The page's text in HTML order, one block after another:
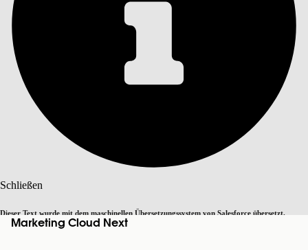
Schließen
Dieser Text wurde mit dem maschinellen Übersetzungssystem von Salesforce übersetzt.
Weitere Details finden Siehier Zu Englisch wechseln
Marketing Cloud Next